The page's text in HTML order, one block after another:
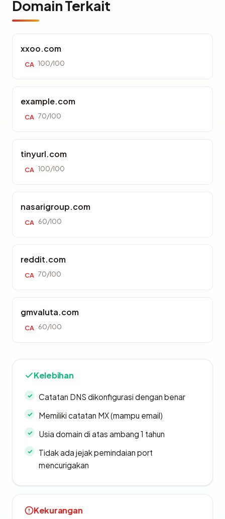
Domain Terkait
xxoo.com
CA 100/100
example.com
CA 70/100
tinyurl.com
CA 100/100
nasarigroup.com
CA 60/100
reddit.com
CA 70/100
gmvaluta.com
CA 60/100
Kelebihan
Catatan DNS dikonfigurasi dengan benar
Memiliki catatan MX (mampu email)
Usia domain di atas ambang 1 tahun
Tidak ada jejak pemindaian port
mencurigakan
Kekurangan